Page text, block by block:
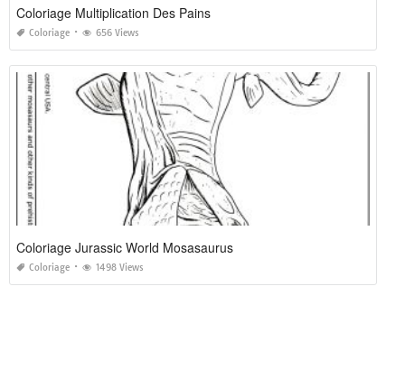
Coloriage Multiplication Des Pains
Coloriage 656 Views
Coloriage Jurassic World Mosasaurus
Coloriage 1498 Views